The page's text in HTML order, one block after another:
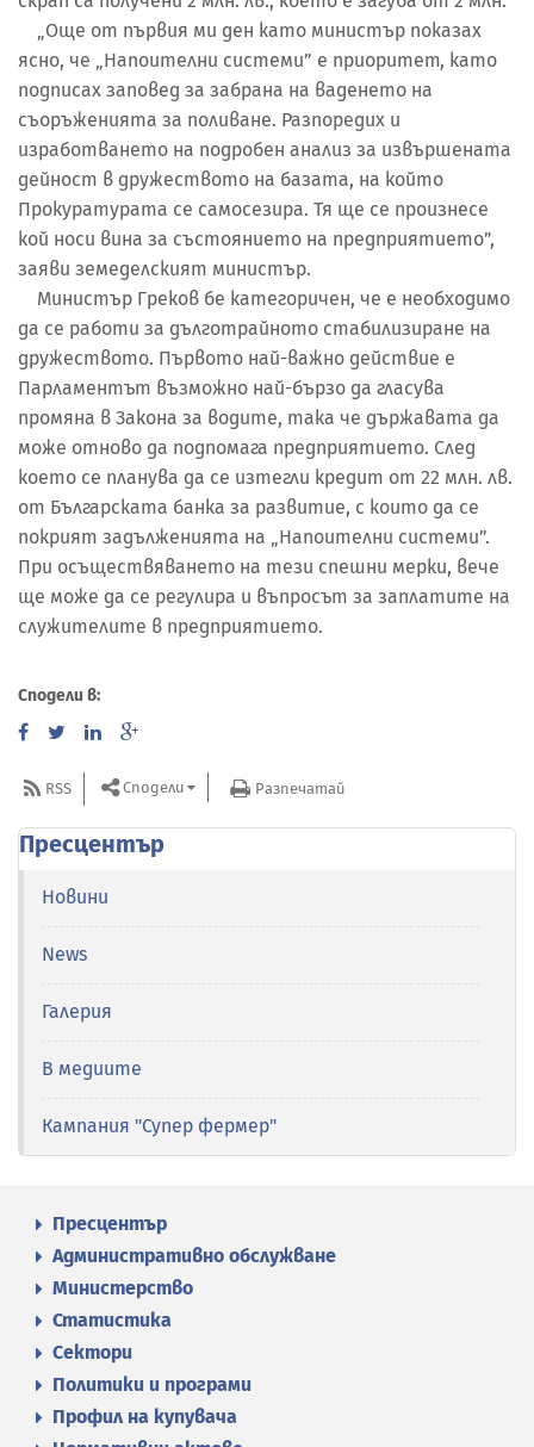
„Още от първия ми ден като министър показах
ясно, че „Напоителни системи” е приоритет, като
подписах заповед за забрана на ваденето на
съоръженията за поливане. Разпоредих и
изработването на подробен анализ за извършената
дейност в дружеството на базата, на който
Прокуратурата се самосезира. Тя ще се произнесе
кой носи вина за състоянието на предприятието”,
заяви земеделският министър.
Министър Греков бе категоричен, че е необходимо
да се работи за дълготрайното стабилизиране на
дружеството. Първото най-важно действие е
Парламентът възможно най-бързо да гласува
промяна в Закона за водите, така че държавата да
може отново да подпомага предприятието. След
което се планува да се изтегли кредит от 22 млн. лв.
от Българската банка за развитие, с които да се
покрият задълженията на „Напоителни системи”.
При осъществяването на тези спешни мерки, вече
ще може да се регулира и въпросът за заплатите на
служителите в предприятието.
Сподели в:
RSS Сподели Разпечатай
Пресцентър
Новини
News
Галерия
В медиите
Кампания "Супер фермер"
Пресцентър
Административно обслужване
Министерство
Статистика
Сектори
Политики и програми
Профил на купувача